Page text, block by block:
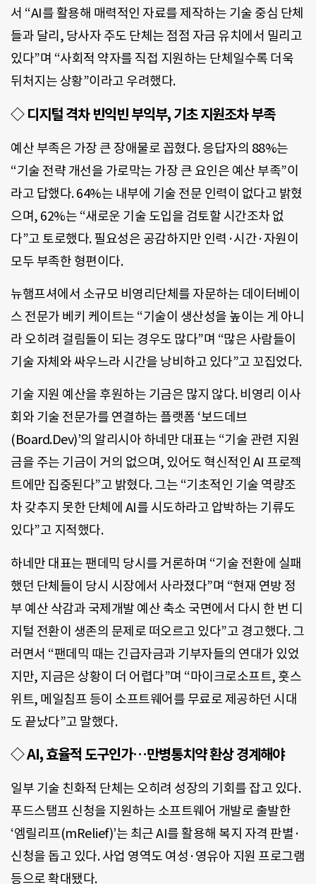
서 “AI를 활용해 매력적인 자료를 제작하는 기술 중심 단체
들과 달리, 당사자 주도 단체는 점점 자금 유치에서 밀리고
있다”며 “사회적 약자를 직접 지원하는 단체일수록 더욱
뒤처지는 상황”이라고 우려했다.
◇ 디지털 격차 빈익빈 부익부, 기초 지원조차 부족
예산 부족은 가장 큰 장애물로 꼽혔다. 응답자의 88%는
“기술 전략 개선을 가로막는 가장 큰 요인은 예산 부족”이
라고 답했다. 64%는 내부에 기술 전문 인력이 없다고 밝혔
으며, 62%는 “새로운 기술 도입을 검토할 시간조차 없
다”고 토로했다. 필요성은 공감하지만 인력·시간·자원이
모두 부족한 형편이다.
뉴햄프셔에서 소규모 비영리단체를 자문하는 데이터베이
스 전문가 베키 케이트는 “기술이 생산성을 높이는 게 아니
라 오히려 걸림돌이 되는 경우도 많다”며 “많은 사람들이
기술 자체와 싸우느라 시간을 낭비하고 있다”고 꼬집었다.
기술 지원 예산을 후원하는 기금은 많지 않다. 비영리 이사
회와 기술 전문가를 연결하는 플랫폼 ‘보드데브
(Board.Dev)’의 알리시아 하네만 대표는 “기술 관련 지원
금을 주는 기금이 거의 없으며, 있어도 혁신적인 AI 프로젝
트에만 집중된다”고 밝혔다. 그는 “기초적인 기술 역량조
차 갖추지 못한 단체에 AI를 시도하라고 압박하는 기류도
있다”고 지적했다.
하네만 대표는 팬데믹 당시를 거론하며 “기술 전환에 실패
했던 단체들이 당시 시장에서 사라졌다”며 “현재 연방 정
부 예산 삭감과 국제개발 예산 축소 국면에서 다시 한 번 디
지털 전환이 생존의 문제로 떠오르고 있다”고 경고했다. 그
러면서 “팬데믹 때는 긴급자금과 기부자들의 연대가 있었
지만, 지금은 상황이 더 어렵다”며 “마이크로소프트, 훗스
위트, 메일침프 등이 소프트웨어를 무료로 제공하던 시대
도 끝났다”고 말했다.
◇ AI, 효율적 도구인가…만병통치약 환상 경계해야
일부 기술 친화적 단체는 오히려 성장의 기회를 잡고 있다.
푸드스탬프 신청을 지원하는 소프트웨어 개발로 출발한
‘엠릴리프(mRelief)’는 최근 AI를 활용해 복지 자격 판별·
신청을 돕고 있다. 사업 영역도 여성·영유아 지원 프로그램
등으로 확대됐다.